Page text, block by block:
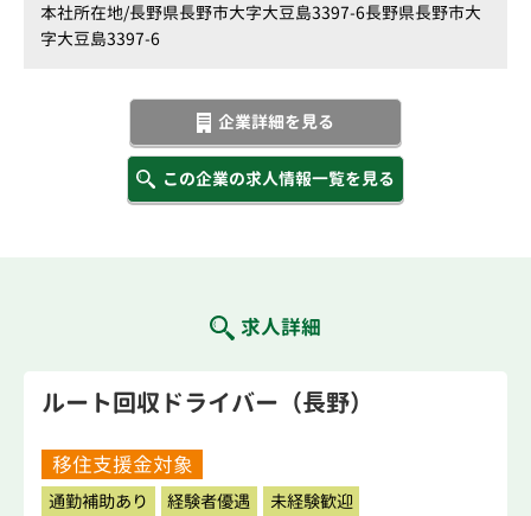
本社所在地/長野県長野市大字大豆島3397-6長野県長野市大
字大豆島3397-6
企業詳細を見る
この企業の求人情報一覧を見る
求人詳細
ルート回収ドライバー（長野）
移住支援金対象
通勤補助あり 経験者優遇
未経験歓迎